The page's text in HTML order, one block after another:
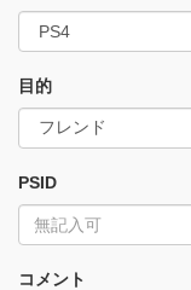
目的
PSID
コメント